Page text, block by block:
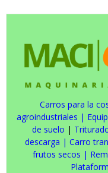
Carros para la
agroindustriales |
de suelo |
descarga | Carro
frutos secos |